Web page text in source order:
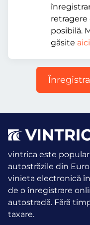
posibilă.
găsite aici
vintrica este
autostrăzile din
vinieta electronică
de o înregistrare
autostradă. Fără
taxare.